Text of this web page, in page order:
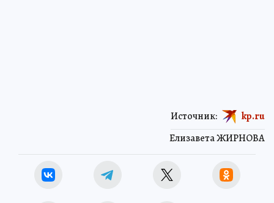
Елизавета ЖИРНОВА
Источник: kp.ru